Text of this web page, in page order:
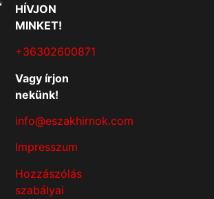
HÍVJON
MINKET!
+36302600871
Vagy írjon
nekünk!
info@eszakhirnok.com
Impresszum
Hozzászólás
szabályai